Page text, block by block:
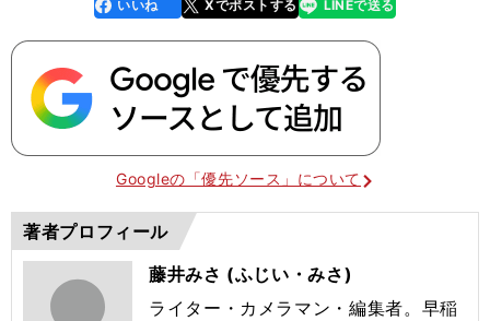
faceboo
k
いいね Xでポストする
line LINEで送る
Googleの「優先ソース」について
著者プロフィール
藤井みさ (ふじい・みさ)
ライター・カメラマン・編集者。早稲